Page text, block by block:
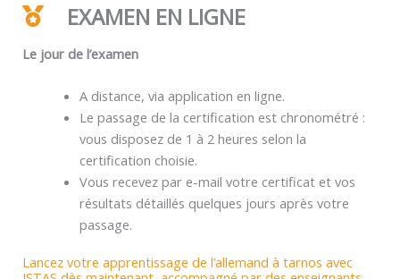
EXAMEN EN LIGNE
Le jour de l’examen
A distance, via application en ligne.
Le passage de la certification est chronométré :
vous disposez de 1 à 2 heures selon la
certification choisie.
Vous recevez par e-mail votre certificat et vos
résultats détaillés quelques jours après votre
passage.
Lancez votre apprentissage de l’allemand à tarnos avec